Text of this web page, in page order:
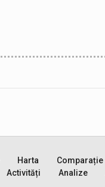
Harta Comparație
Activități Analize